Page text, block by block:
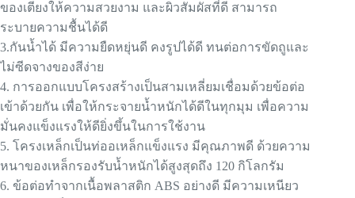
ของเตียงให้ความสวยงาม และผิวสัมผัสที่ดี สามารถ
ระบายความชื้นได้ดี
3.กันน้ำได้ มีความยืดหยุ่นดี คงรูปได้ดี ทนต่อการขัดถูและ
ไม่ซีดจางของสีง่าย
4. การออกแบบโครงสร้างเป็นสามเหลี่ยมเชื่อมด้วยข้อต่อ
เข้าด้วยกัน เพื่อให้กระจายน้ำหนักได้ดีในทุกมุม เพื่อความ
มั่นคงแข็งแรงให้ดียิ่งขึ้นในการใช้งาน
5. โครงเหล็กเป็นท่ออเหล็กแข็งแรง มีคุณภาพดี ด้วยความ
หนาของเหล็กรองรับน้ำหนักได้สูงสุดถึง 120 กิโลกรัม
6. ข้อต่อทำจากเนื้อพลาสติก ABS อย่างดี มีความเหนียว